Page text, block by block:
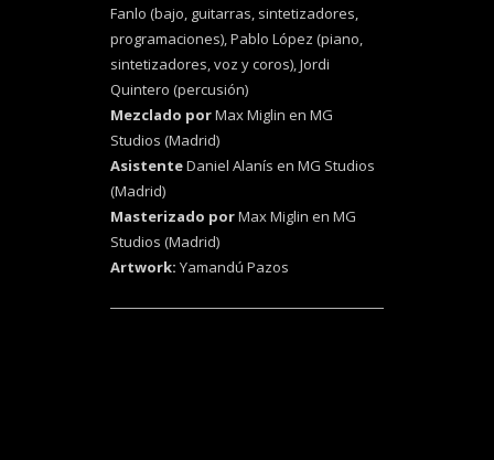
Fanlo (bajo, guitarras, sintetizadores,
programaciones), Pablo López (piano,
sintetizadores, voz y coros), Jordi
Quintero (percusión)
Mezclado porMax Miglin en MG
Studios (Madrid)
AsistenteDaniel Alanís en MG Studios
(Madrid)
Masterizado porMax Miglin en MG
Studios (Madrid)
Artwork: Yamandú Pazos